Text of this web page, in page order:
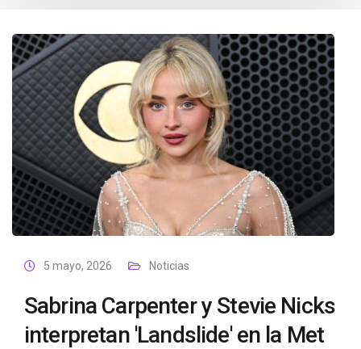
5 mayo, 2026 Noticias
Sabrina Carpenter y Stevie Nicks
interpretan 'Landslide' en la Met